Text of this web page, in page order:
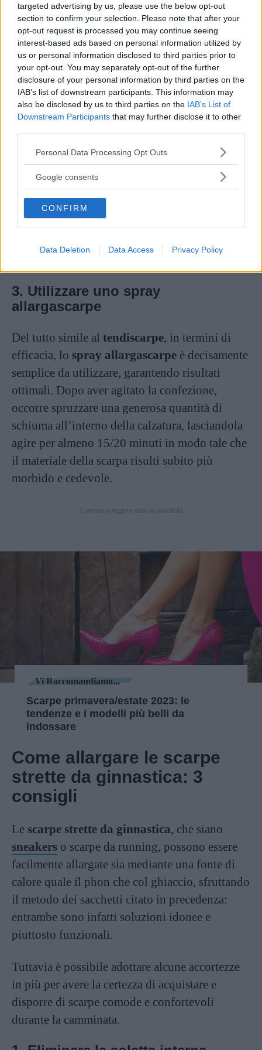
targeted advertising by us, please use the below opt-out
section to confirm your selection. Please note that after your
opt-out request is processed you may continue seeing
interest-based ads based on personal information utilized by
us or personal information disclosed to third parties prior to
your opt-out. You may separately opt-out of the further
disclosure of your personal information by third parties on the
IAB’s list of downstream participants. This information may
also be disclosed by us to third parties on the IAB’s List of
Downstream Participants that may further disclose it to other
Please note that this website/app uses one or more Google
not limited to your visit or usage behaviour. You may click to
use your data for below specified purposes in below Google
consent section.
Personal Data Processing Opt Outs
Google consents
CONFIRM
Data Deletion Data Access Privacy Policy
Facile da reperire, tale strumento dalla
caratteristica forma anatomica, realizzato
generalmente in legno, metallo o plastica,
riprende la forma del piede e permette di
regolare facilmente la tensione del materiale
della calzatura, senza determinare crepe o
antiestetici cedimenti. Utile sia per calzature da
uomo che da donna, compresi gli stivali in
pelle, una volta introdotto all’interno della
scarpa, andrà regolato progressivamente
mediante le piccole manopole presenti, in
funzione delladimensione del piede
intervenendo in maniera uniforme e mirata a
seconda della tipologia di calzatura che si
3. Utilizzare uno spray
allargascarpe
Del tutto simile al tendiscarpe, in termini di
efficacia, lo spray allargascarpe è decisamente
semplice da utilizzare, garantendo risultati
ottimali. Dopo aver agitato la confezione,
occorre spruzzare una generosa quantità di
schiuma all’interno della calzatura, lasciandola
agire per almeno 15/20 minuti in modo tale che
il materiale della scarpa risulti subito più
morbido e cedevole.
Vi Raccomandiamo...
Scarpe primavera/estate 2023: le
tendenze e i modelli più belli da
indossare
Come allargare le scarpe
strette da ginnastica: 3
consigli
Le scarpe strette da ginnastica, che siano
sneakers o scarpe da running, possono essere
facilmente allargate sia mediante una fonte di
calore quale il phon che col ghiaccio, sfruttando
il metodo dei sacchetti citato in precedenza:
entrambe sono infatti soluzioni idonee e
piuttosto funzionali.
Tuttavia è possibile adottare alcune accortezze
in più per avere la certezza di acquistare e
disporre di scarpe comode e confortevoli
durante la camminata.